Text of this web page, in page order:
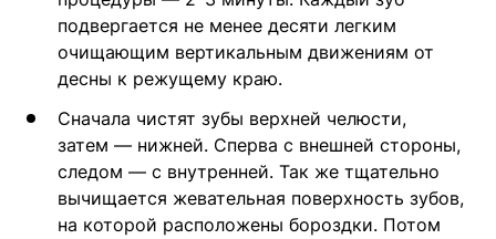
подвергается не менее десяти легким
очищающим вертикальным движениям от
десны к режущему краю.
Сначала чистят зубы верхней челюсти,
затем — нижней. Сперва с внешней стороны,
следом — с внутренней. Так же тщательно
вычищается жевательная поверхность зубов,
на которой расположены бороздки. Потом